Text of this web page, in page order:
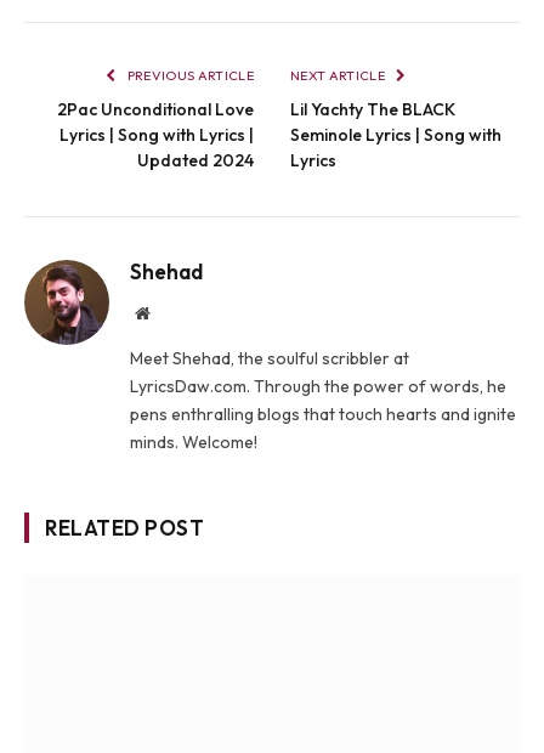
PREVIOUS ARTICLE
2Pac Unconditional Love
Lyrics | Song with Lyrics |
Updated 2024
NEXT ARTICLE
Lil Yachty ​​​The BLACK
Seminole Lyrics | Song with
Lyrics
Shehad
Website
Meet Shehad, the soulful scribbler at
LyricsDaw.com. Through the power of words, he
pens enthralling blogs that touch hearts and ignite
minds. Welcome!
RELATED POST